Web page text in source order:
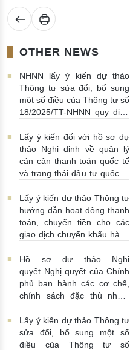
OTHER NEWS
NHNN lấy ý kiến dự thảo
Thông tư sửa đổi, bổ sung
một số điều của Thông tư số
18/2025/TT-NHNN quy định
sẻ thông tin của Hệ thống
thông tin phục vụ công tác
giám sát hoạt động QTDND
và tổ chức TCVM
Lấy ý kiến đối với hồ sơ dự
thảo Nghị định về quản lý
cán cân thanh toán quốc tế
và trạng thái đầu tư quốc tế
10:00:00
Lấy ý kiến dự thảo Thông tư
hướng dẫn hoạt động thanh
toán, chuyển tiền cho các
giao dịch chuyển khẩu hàng
Hồ sơ dự thảo Nghị
quyết Nghị quyết của Chính
phủ ban hành các cơ chế,
chính sách đặc thù nhằm
pháp luật về phòng, chống
rửa tiền nhằm đáp ứng yêu
cầu cấp bách trong thực
Lấy ý kiến dự thảo Thông tư
sửa đổi, bổ sung một số
điều của Thông tư số